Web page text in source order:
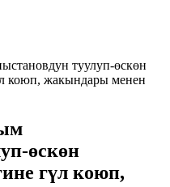
туулуп-өскөн
коюп, жакындары менен
өскөн
гүл коюп,